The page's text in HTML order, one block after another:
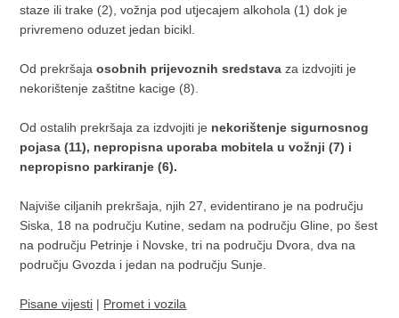
staze ili trake (2), vožnja pod utjecajem alkohola (1) dok je
privremeno oduzet jedan bicikl.
Od prekršajaosobnih prijevoznih sredstava za izdvojiti je
nekorištenje zaštitne kacige (8).
Od ostalih prekršaja za izdvojiti je nekorištenje sigurnosnog
pojasa (11), nepropisna uporaba mobitela u vožnji (7) i
nepropisno parkiranje (6).
Najviše ciljanih prekršaja, njih 27, evidentirano je na području
Siska, 18 na području Kutine, sedam na području Gline, po šest
na području Petrinje i Novske, tri na području Dvora, dva na
području Gvozda i jedan na području Sunje.
Pisane vijesti | Promet i vozila